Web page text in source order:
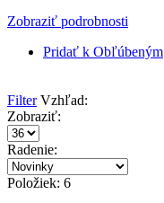
Zobraziť podrobnosti
Pridať k Obľúbeným
Filter Vzhľad:
Zobraziť:
Radenie:
Položiek: 6